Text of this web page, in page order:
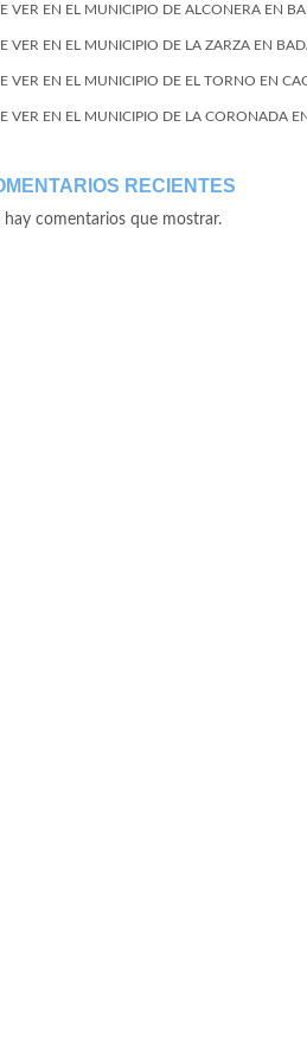
VER EN EL MUNICIPIO DE ALCONERA EN
VER EN EL MUNICIPIO DE LA ZARZA EN
VER EN EL MUNICIPIO DE EL TORNO EN
VER EN EL MUNICIPIO DE LA CORONADA
RECIENTES
hay comentarios que mostrar.